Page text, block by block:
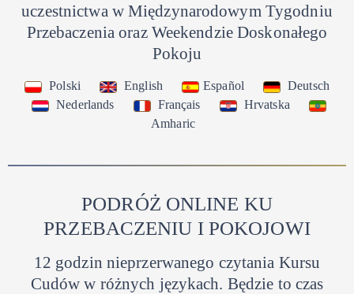
uczestnictwaw Międzynarodowym Tygodniu
Przebaczenia oraz Weekendzie Doskonałego
Pokoju
Polski English Español
Deutsch
Nederlands
Français
Hrvatska
Amharic
PODRÓŻ ONLINE KU
PRZEBACZENIU I POKOJOWI
12 godzin nieprzerwanego czytania Kursu
Cudów w różnych językach. Będzie to czas